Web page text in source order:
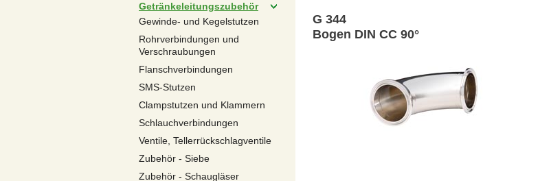
Getränkeleitungszubehör
Gewinde- und Kegelstutzen
Rohrverbindungen und
Verschraubungen
Flanschverbindungen
SMS-Stutzen
Clampstutzen und Klammern
Schlauchverbindungen
Ventile, Tellerrückschlagventile
Zubehör - Siebe
Zubehör - Schaugläser
G 344
Bogen DIN CC 90°